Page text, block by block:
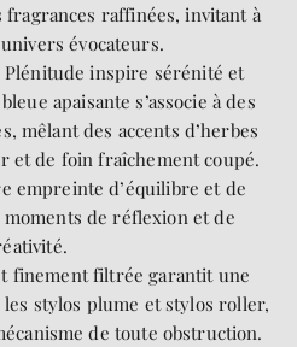
fragrances raffinées, invitant à
évocateurs.
Plénitude inspire sérénité et
apaisante s’associe à des
mêlant des accents d’herbes
et de foin fraîchement coupé.
empreinte d’équilibre et de
de réflexion et de
finement filtrée garantit une
stylos plume et stylos roller,
de toute obstruction.